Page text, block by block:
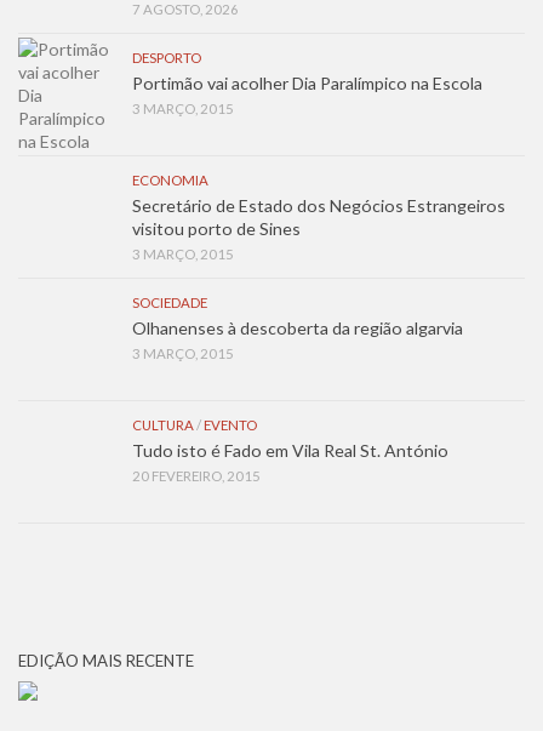
7 AGOSTO, 2026
DESPORTO
Portimão vai acolher Dia Paralímpico na Escola
3 MARÇO, 2015
ECONOMIA
Secretário de Estado dos Negócios Estrangeiros
visitou porto de Sines
3 MARÇO, 2015
SOCIEDADE
Olhanenses à descoberta da região algarvia
3 MARÇO, 2015
CULTURA/ EVENTO
Tudo isto é Fado em Vila Real St. António
20 FEVEREIRO, 2015
EDIÇÃO MAIS RECENTE